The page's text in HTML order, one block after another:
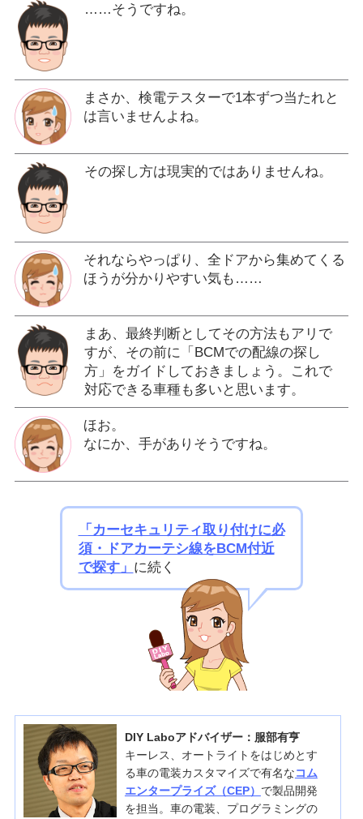
……そうですね。
まさか、検電テスターで1本ずつ当たれと
は言いませんよね。
その探し方は現実的ではありませんね。
それならやっぱり、全ドアから集めてくる
ほうが分かりやすい気も……
まあ、最終判断としてその方法もアリで
すが、その前に「BCMでの配線の探し
方」をガイドしておきましょう。これで
対応できる車種も多いと思います。
ほお。
なにか、手がありそうですね。
「カーセキュリティ取り付けに必
須・ドアカーテシ線をBCM付近
で探す」 に続く
DIY Laboアドバイザー：服部有亨
キーレス、オートライトをはじめとす
る車の電装カスタマイズで有名なコム
エンタープライズ（CEP） で製品開発
を担当。車の電装、プログラミングの